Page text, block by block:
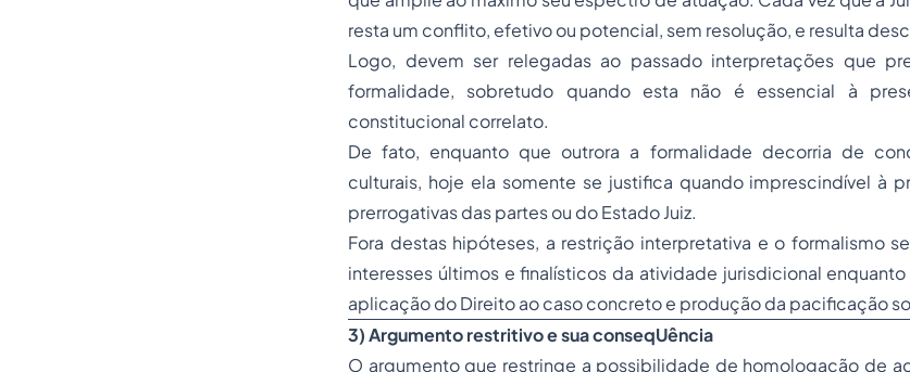
resta um conflito, efetivo ou potencial, sem resolução, e resulta
Logo, devem ser relegadas ao passado interpretações que
formalidade, sobretudo quando esta não é essencial à
constitucional correlato.
De fato, enquanto que outrora a formalidade decorria de
culturais, hoje ela somente se justifica quando imprescindível à
prerrogativas das partes ou do Estado Juiz.
Fora destas hipóteses, a restrição interpretativa e o formalismo
interesses últimos e finalísticos da atividade jurisdicional
aplicação do Direito ao caso concreto e produção da pacificação
3) Argumento restritivo e sua conseqUência
O argumento que restringe a possibilidade de homologação de